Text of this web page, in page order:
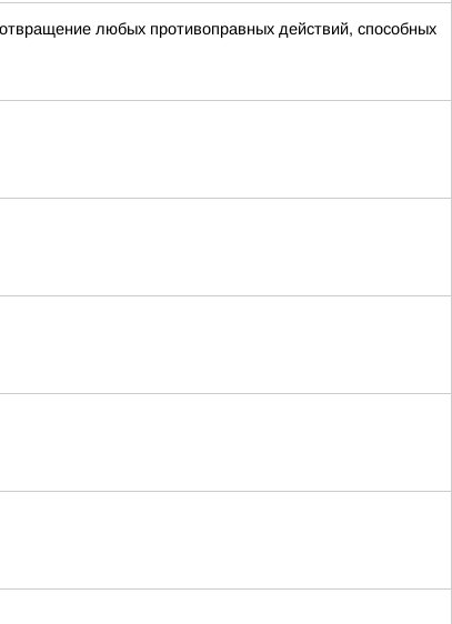
любых противоправных действий, способных